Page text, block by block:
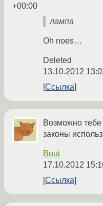
+00:00
лампа
Oh noes…
Deleted
13.10.2012
Ссылка
Возможно
законы
Boui
17.10.2012
Ссылка